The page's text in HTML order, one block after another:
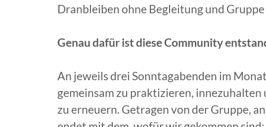
Dranbleiben ohne Begleitung und
Genau dafür ist diese Community
An jeweils drei Sonntagabenden im
gemeinsam zu praktizieren, innezuhalten
zu erneuern. Getragen von der Gruppe,